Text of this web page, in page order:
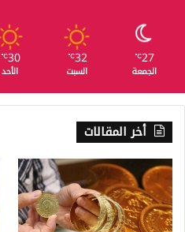
27
℃
الجمعة
32
℃
السبت
30
℃
الأحد
أخر المقالات